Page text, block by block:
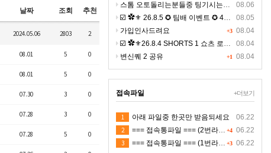
날짜 조회 추천
2024.05.06 2803 2
08.01 5 0
08.01 5 0
07.30 3 0
07.28 3 0
07.28 5 0
si=b07NOYGgi4I7xq9j◀
클릭 9:16 비율의 4K 숏
08.06
스톰 오토돌리는분들중 팅기시는분있나요 ?ㅠㅠ
08.05
☑️ ✿⚜ 26.8.5 ✪ 팀배 이벤트 ✪ 4K ⚜✿
+3 08.04
가입인사드려요
08.04
☑️ ✿⚜26.8.4 SHORTS 1 쇼츠 로드 (BGM) ⚜✿ 고화질
+1 08.04
변신퀘 2 공유
+더보기
접속파일
06.22
1 아래 파일중 한곳만 받음되세요
+4 06.22
2 === 접속통파일 === (2번라인)
+3 06.22
3 === 접속통파일 === (1번라인)